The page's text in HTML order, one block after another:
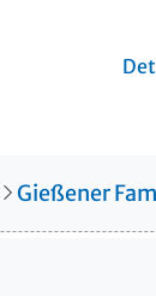
Gießener